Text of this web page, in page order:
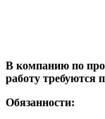
В компанию по
работу
Обязанности: